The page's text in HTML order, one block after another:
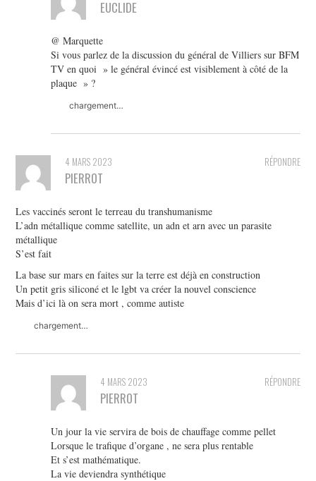
EUCLIDE
@ Marquette
Si vous parlez de la discussion du général de Villiers sur BFM
TV en quoi » le général évincé est visiblement à côté de la
plaque » ?
chargement…
RÉPONDRE
4 MARS 2023
PIERROT
Les vaccinés seront le terreau du transhumanisme
L’adn métallique comme satellite, un adn et arn avec un parasite
métallique
S’est fait
La base sur mars en faites sur la terre est déjà en construction
Un petit gris siliconé et le lgbt va créer la nouvel conscience
Mais d’ici là on sera mort , comme autiste
chargement…
RÉPONDRE
4 MARS 2023
PIERROT
Un jour la vie servira de bois de chauffage comme pellet
Lorsque le trafique d’organe , ne sera plus rentable
Et s’est mathématique.
La vie deviendra synthétique